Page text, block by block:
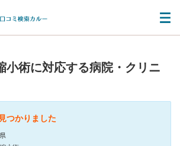
小術に対応する病院・クリニ
つかりました